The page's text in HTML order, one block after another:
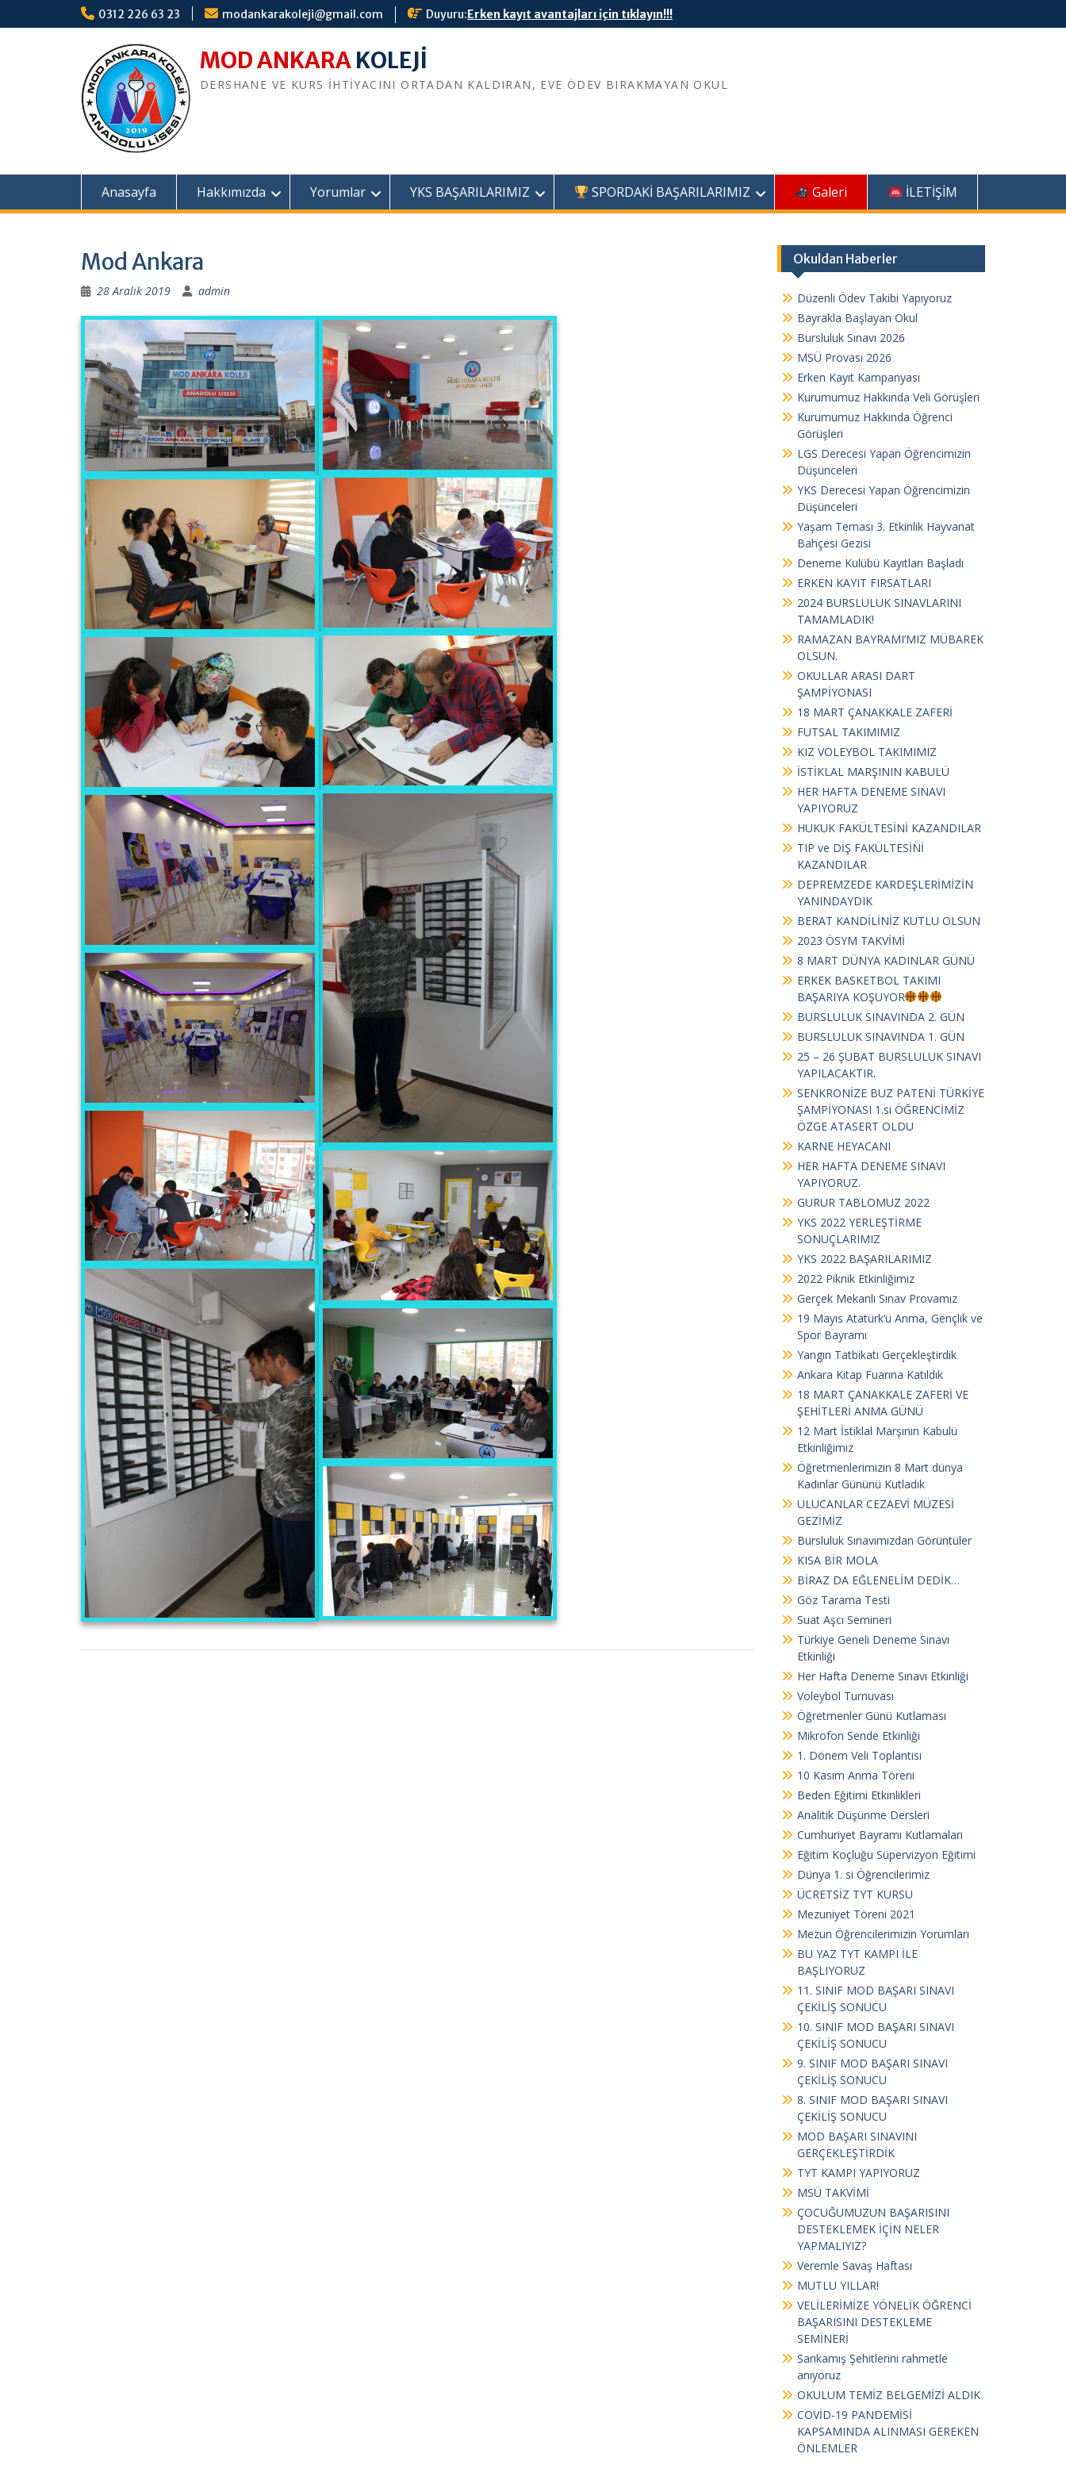
k
e
t
0312 226 63 23 modankarakoleji@gmail.com Duyuru:Erken kayıt avantajları için tıklayın!!!
MOD ANKARA
DERSHANE VE KURS İHTİYACINI ORTADAN KALDIRAN, EVE ÖDEV BIRAKMAYAN OKUL
Anasayfa Hakkımızda Yorumlar YKS BAŞARILARIMIZ SPORDAKİ BAŞARILARIMIZ Galeri İLETİŞİM
Mod Ankara
28 Aralık 2019 admin
Okuldan Haberler
Düzenli Ödev Takibi Yapıyoruz
Bayrakla Başlayan Okul
Bursluluk Sınavı 2026
MSÜ Provası 2026
Erken Kayıt Kampanyası
Kurumumuz Hakkında Veli Görüşleri
Kurumumuz Hakkında Öğrenci
Görüşleri
LGS Derecesi Yapan Öğrencimizin
Düşünceleri
YKS Derecesi Yapan Öğrencimizin
Düşünceleri
Yaşam Teması 3. Etkinlik Hayvanat
Bahçesi Gezisi
Deneme Kulübü Kayıtları Başladı
ERKEN KAYIT FIRSATLARI
2024 BURSLULUK SINAVLARINI
TAMAMLADIK!
RAMAZAN BAYRAMI’MIZ MÜBAREK
OLSUN.
OKULLAR ARASI DART
ŞAMPİYONASI
18 MART ÇANAKKALE ZAFERİ
FUTSAL TAKIMIMIZ
KIZ VOLEYBOL TAKIMIMIZ
İSTİKLAL MARŞININ KABULÜ
HER HAFTA DENEME SINAVI
YAPIYORUZ
HUKUK FAKÜLTESİNİ KAZANDILAR
TIP ve DİŞ FAKÜLTESİNİ
KAZANDILAR
DEPREMZEDE KARDEŞLERİMİZİN
YANINDAYDIK
BERAT KANDİLİNİZ KUTLU OLSUN
2023 ÖSYM TAKVİMİ
8 MART DÜNYA KADINLAR GÜNÜ
ERKEK BASKETBOL TAKIMI
BAŞARIYA KOŞUYOR
BURSLULUK SINAVINDA 2. GÜN
BURSLULUK SINAVINDA 1. GÜN
25 – 26 ŞUBAT BURSLULUK SINAVI
YAPILACAKTIR.
SENKRONİZE BUZ PATENİ TÜRKİYE
ŞAMPİYONASI 1.si ÖĞRENCİMİZ
ÖZGE ATASERT OLDU
KARNE HEYACANI
HER HAFTA DENEME SINAVI
YAPIYORUZ.
GURUR TABLOMUZ 2022
YKS 2022 YERLEŞTİRME
SONUÇLARIMIZ
YKS 2022 BAŞARILARIMIZ
2022 Piknik Etkinliğimiz
Gerçek Mekanlı Sınav Provamız
19 Mayıs Atatürk’ü Anma, Gençlik ve
Spor Bayramı
Yangın Tatbikatı Gerçekleştirdik
Ankara Kitap Fuarına Katıldık
18 MART ÇANAKKALE ZAFERİ VE
ŞEHİTLERİ ANMA GÜNÜ
12 Mart İstiklal Marşının Kabulü
Etkinliğimiz
Öğretmenlerimizin 8 Mart dünya
Kadınlar Gününü Kutladık
ULUCANLAR CEZAEVİ MÜZESİ
GEZİMİZ
Bursluluk Sınavımızdan Görüntüler
KISA BİR MOLA
BİRAZ DA EĞLENELİM DEDİK…
Göz Tarama Testi
Suat Aşcı Semineri
Türkiye Geneli Deneme Sınavı
Etkinliği
Her Hafta Deneme Sınavı Etkinliği
Voleybol Turnuvası
Öğretmenler Günü Kutlaması
Mikrofon Sende Etkinliği
1. Dönem Veli Toplantısı
10 Kasım Anma Töreni
Beden Eğitimi Etkinlikleri
Analitik Düşünme Dersleri
Cumhuriyet Bayramı Kutlamaları
Eğitim Koçluğu Süpervizyon Eğitimi
Dünya 1. si Öğrencilerimiz
ÜCRETSİZ TYT KURSU
Mezuniyet Töreni 2021
Mezun Öğrencilerimizin Yorumları
BU YAZ TYT KAMPI İLE
BAŞLIYORUZ
11. SINIF MOD BAŞARI SINAVI
ÇEKİLİŞ SONUCU
10. SINIF MOD BAŞARI SINAVI
ÇEKİLİŞ SONUCU
9. SINIF MOD BAŞARI SINAVI
ÇEKİLİŞ SONUCU
8. SINIF MOD BAŞARI SINAVI
ÇEKİLİŞ SONUCU
MOD BAŞARI SINAVINI
GERÇEKLEŞTİRDİK
TYT KAMPI YAPIYORUZ
MSÜ TAKVİMİ
ÇOCUĞUMUZUN BAŞARISINI
DESTEKLEMEK İÇİN NELER
YAPMALIYIZ?
Veremle Savaş Haftası
MUTLU YILLAR!
VELİLERİMİZE YÖNELİK ÖĞRENCİ
BAŞARISINI DESTEKLEME
SEMİNERİ
Sarıkamış Şehitlerini rahmetle
anıyoruz
OKULUM TEMİZ BELGEMİZİ ALDIK
COVİD-19 PANDEMİSİ
KAPSAMINDA ALINMASI GEREKEN
ÖNLEMLER